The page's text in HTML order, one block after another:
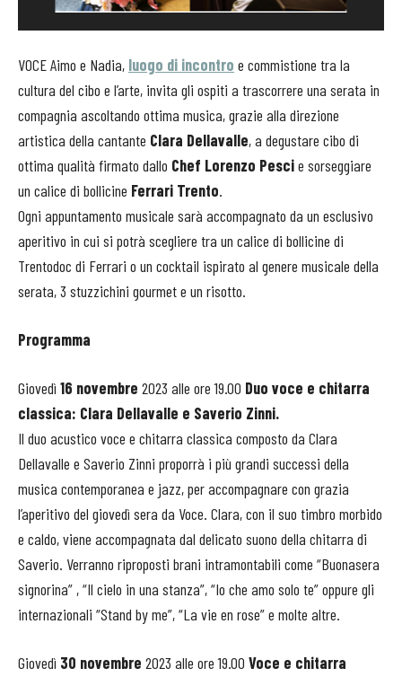
VOCE Aimo e Nadia, luogo di incontro e commistione tra la
cultura del cibo e l’arte, invita gli ospiti a trascorrere una serata in
compagnia ascoltando ottima musica, grazie alla direzione
artistica della cantante Clara Dellavalle, a degustare cibo di
ottima qualità firmato dallo Chef Lorenzo Pescie sorseggiare
un calice di bollicine Ferrari Trento.
Ogni appuntamento musicale sarà accompagnato da un esclusivo
aperitivo in cui si potrà scegliere tra un calice di bollicine di
Trentodoc di Ferrari o un cocktail ispirato al genere musicale della
serata, 3 stuzzichini gourmet e un risotto.
Programma
Giovedì 16 novembre 2023 alle ore 19.00 Duo voce e chitarra
classica: Clara Dellavalle e Saverio Zinni.
Il duo acustico voce e chitarra classica composto da Clara
Dellavalle e Saverio Zinni proporrà i più grandi successi della
musica contemporanea e jazz, per accompagnare con grazia
l’aperitivo del giovedì sera da Voce. Clara, con il suo timbro morbido
e caldo, viene accompagnata dal delicato suono della chitarra di
Saverio. Verranno riproposti brani intramontabili come “Buonasera
signorina” , “Il cielo in una stanza”, “Io che amo solo te” oppure gli
internazionali “Stand by me”, “La vie en rose” e molte altre.
Giovedì 30 novembre 2023 alle ore 19.00 Voce e chitarra